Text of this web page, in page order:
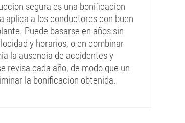
segura es una bonificacion
aplica a los conductores con buen
Puede basarse en años sin
y horarios, o en combinar
la ausencia de accidentes y
revisa cada año, de modo que un
la bonificacion obtenida.